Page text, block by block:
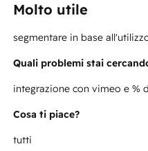
Molto utile
segmentare in base
Quali problemi stai
integrazione con vimeo e
Cosa ti piace?
tutti